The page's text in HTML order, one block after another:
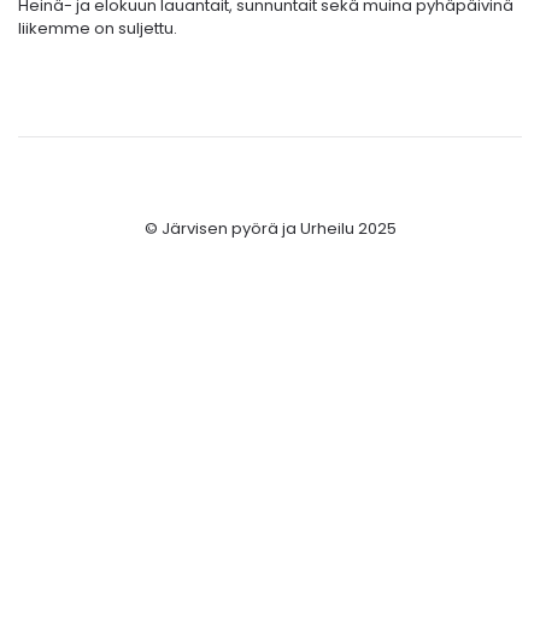
Heinä- ja elokuun lauantait, sunnuntait sekä muina pyhäpäivinä
liikemme on suljettu.
© Järvisen pyörä ja Urheilu 2025